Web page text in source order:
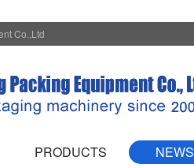
Co.,Ltd
PRODUCTS NEWS